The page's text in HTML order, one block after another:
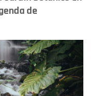
de